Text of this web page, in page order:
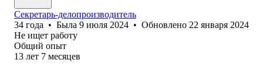
Секретарь-делопроизводитель
34 года • Была 9 июля 2024 • Обновлено 22 января 2024
Не ищет работу
Общий опыт
13 лет 7 месяцев